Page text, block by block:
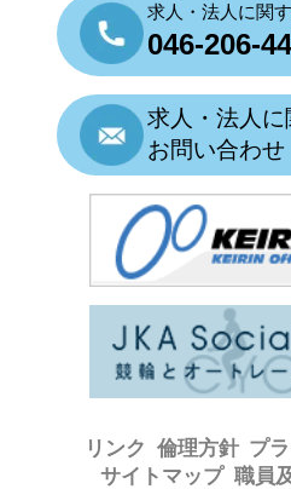
求人・法人に関
046-206-
求人・法人に
お問い合わせ
リンク 倫理方針 プ
サイトマップ 職員